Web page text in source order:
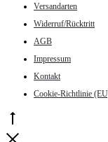
Versandarten
Widerruf/Rücktritt
AGB
Impressum
Kontakt
Cookie-Richtlinie